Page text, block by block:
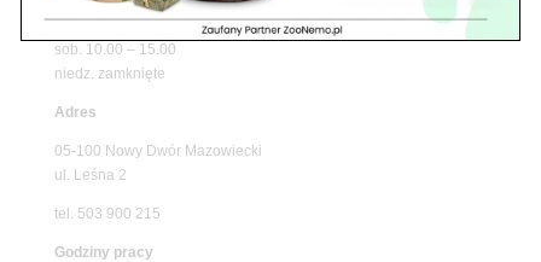
pon. – piąt. 10.00 – 19.00
sob. 10.00 – 15.00
niedz. zamknięte
Adres
05-100 Nowy Dwór Mazowiecki
ul. Leśna 2
tel. 503 900 215
Godziny pracy